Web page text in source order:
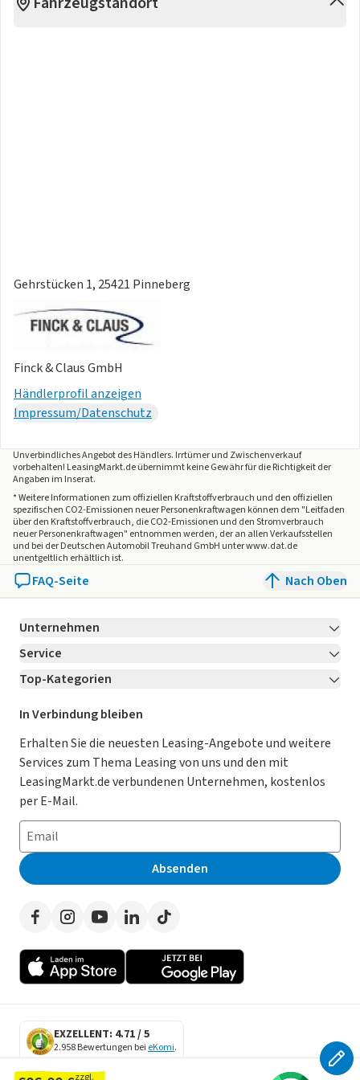
zzgl.
7-Sitzer (3. Sitzreihe)
Kommunikation im Fahrzeug
Over-the-Air-Updates (OTA)
Volvo On Call
Wireless Apple CarPlay und Android Auto
Es handelt sich um Beispielbilder.
Gehrstücken 1, 25421 Pinneberg
Finck & Claus GmbH
Händlerprofil anzeigen
Impressum/Datenschutz
Unverbindliches Angebot desHändlers. Irrtümer und Zwischenverkauf
vorbehalten! LeasingMarkt.de übernimmt keine Gewähr für die Richtigkeit der
Angaben im Inserat.
* Weitere Informationen zum offiziellen Kraftstoffverbrauch und den offiziellen
spezifischen CO2-Emissionen neuer Personenkraftwagen können dem "Leitfaden
über den Kraftstoffverbrauch, die CO2-Emissionen und den Stromverbrauch
neuer Personenkraftwagen" entnommen werden, der an allen Verkaufsstellen
und bei der Deutschen Automobil Treuhand GmbH unter www.dat.de
unentgeltlich erhältlich ist.
FAQ-Seite Nach Oben
Unternehmen
Über LeasingMarkt.de
Karriere Jetzt bewerben!
Für Händler
Kooperation mit AutoScout24
AGB
Datenschutz
Impressum
Erklärung zur Barrierefreiheit
Presse
Service
Kontakt
Ratgeber
Magazin
Datenschutz-Einstellungen
So funktioniert’s
Häufig gestellte Fragen
Leasing-Lexikon
Auto-Tests
Werben auf LeasingMarkt.de
Top-Kategorien
Leasing Deals
Gebrauchtwagen Leasing
Leasing ohne Anzahlung
E-Auto Leasing
Privatleasing
Leasing-Vergleiche
Herstellerverzeichnis
Händlerverzeichnis
In Verbindung bleiben
Erhalten Sie die neuesten Leasing-Angebote und weitere
Services zum Thema Leasing von uns und den mit
LeasingMarkt.de verbundenen Unternehmen, kostenlos
per E-Mail.
Absenden
EXZELLENT: 4.71 / 5
2.958 Bewertungen bei eKomi.
SECURE DATA